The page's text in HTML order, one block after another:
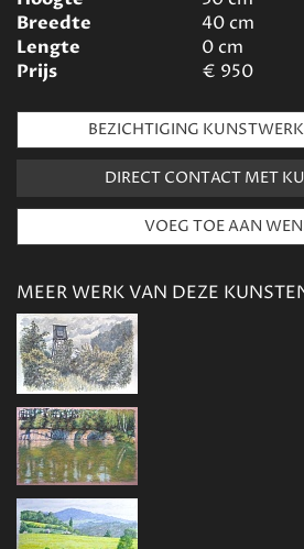
Breedte
40cm
Lengte
0cm
Prijs
€ 950
BEZICHTIGING
DIRECT CONTACT MET
MEER WERK VAN DEZE